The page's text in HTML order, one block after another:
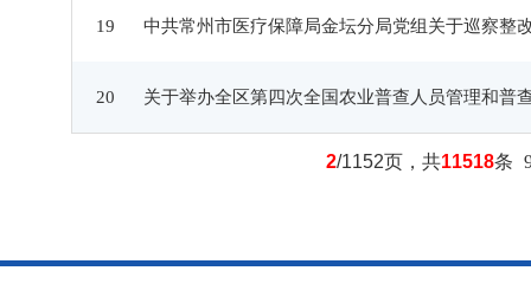
19 中共常州市医疗保障局金坛分局党组关于巡察整
20 关于举办全区第四次全国农业普查人员管理和普
2/1152页，共11518条